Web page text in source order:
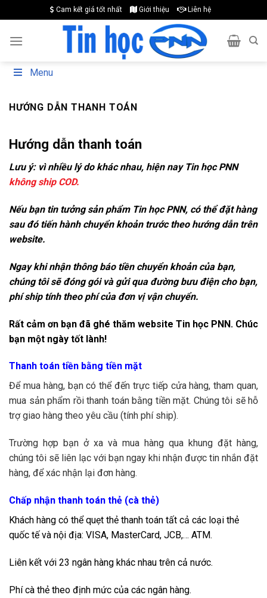
to
content
Cam kết giá tốt nhất Giới thiệu Liên hệ
Menu
HƯỚNG DẪN THANH TOÁN
Hướng dẫn thanh toán
Lưu ý: vì nhiều lý do khác nhau, hiện nay Tin học PNN
không ship COD.
Nếu bạn tin tưởng sản phẩm Tin học PNN, có thể đặt hàng
sau đó tiến hành chuyển khoản trước theo hướng dẫn trên
website.
Ngay khi nhận thông báo tiền chuyển khoản của bạn,
chúng tôi sẽ đóng gói và gửi qua đường bưu điện cho bạn,
phí ship tính theo phí của đơn vị vận chuyển.
Rất cảm ơn bạn đã ghé thăm website Tin học PNN. Chúc
bạn một ngày tốt lành!
Thanh toán tiền bằng tiền mặt
Để mua hàng, bạn có thể đến trực tiếp cửa hàng, tham quan,
mua sản phẩm rồi thanh toán bằng tiền mặt. Chúng tôi sẽ hỗ
trợ giao hàng theo yêu cầu (tính phí ship).
Trường hợp bạn ở xa và mua hàng qua khung đặt hàng,
chúng tôi sẽ liên lạc với bạn ngay khi nhận được tin nhắn đặt
hàng, để xác nhận lại đơn hàng.
Chấp nhận thanh toán thẻ (cà thẻ)
Khách hàng có thể quẹt thẻ thanh toán tất cả các loại thẻ
quốc tế và nội địa: VISA, MasterCard, JCB,… ATM.
Liên kết với 23 ngân hàng khác nhau trên cả nước.
Phí cà thẻ theo định mức của các ngân hàng.